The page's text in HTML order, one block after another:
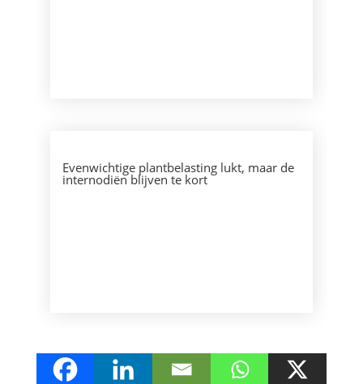
Evenwichtige plantbelasting lukt, maar de
internodiën blijven te kort